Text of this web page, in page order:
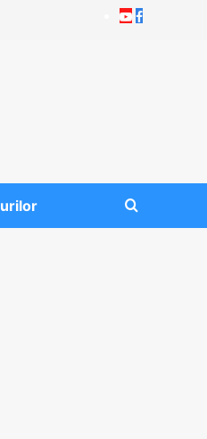
Youtube
Facebook